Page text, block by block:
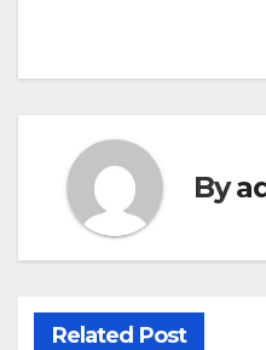
By
Related Post